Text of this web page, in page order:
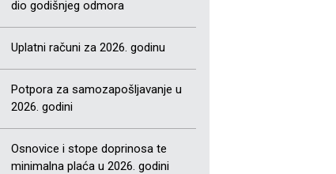
dio godišnjeg odmora
Uplatni računi za 2026. godinu
Potpora za samozapošljavanje u
2026. godini
Osnovice i stope doprinosa te
minimalna plaća u 2026. godini